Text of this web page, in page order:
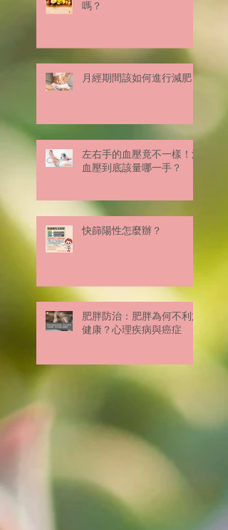
嗎？
月經期間該如何進行減肥？
左右手的血壓竟不一樣！測
血壓到底該量哪一手？
快篩陽性怎麼辦？
肥胖防治：肥胖為何不利於
健康？心理疾病與癌症